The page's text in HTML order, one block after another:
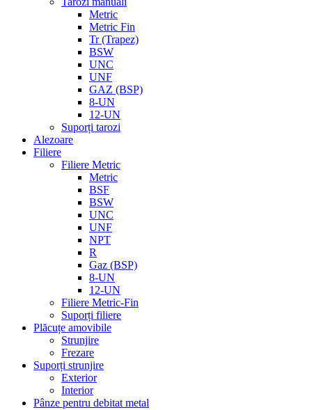
Metric
Metric Fin
Tr (Trapez)
BSW
UNC
UNF
GAZ (BSP)
8-UN
12-UN
Suporți tarozi
Alezoare
Filiere
Filiere Metric
Metric
BSF
BSW
UNC
UNF
NPT
R
Gaz (BSP)
8-UN
12-UN
Filiere Metric-Fin
Suporți filiere
Plăcuțe amovibile
Strunjire
Frezare
Suporți strunjire
Exterior
Interior
Pânze pentru debitat metal